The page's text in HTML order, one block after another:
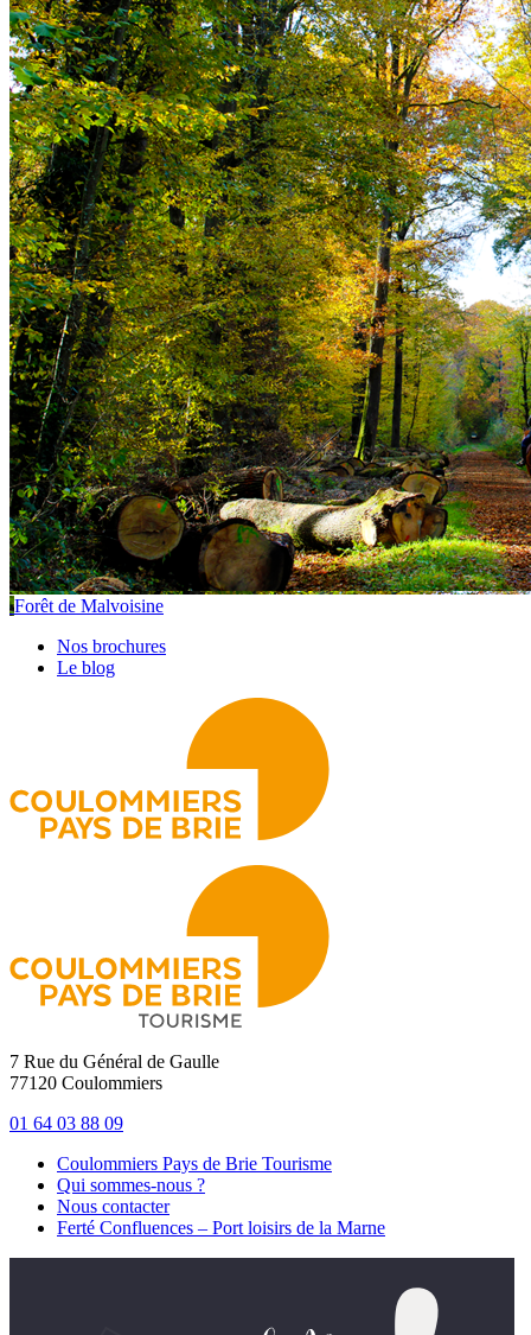
Forêt de Malvoisine
Nos brochures
Le blog
7 Rue du Général de Gaulle
77120 Coulommiers
01 64 03 88 09
Coulommiers Pays de Brie Tourisme
Qui sommes-nous ?
Nous contacter
Ferté Confluences – Port loisirs de la Marne